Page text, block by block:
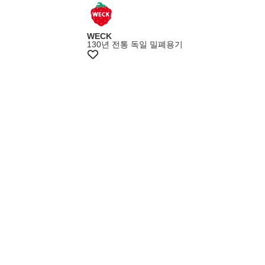
+15%쿠폰
WECK
130년 전통 독일 밀폐용기